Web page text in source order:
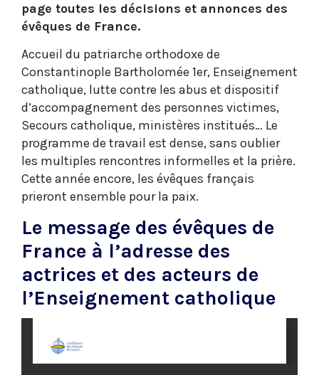
page toutes les décisions et annonces des
évêques de France.
Accueil du patriarche orthodoxe de
Constantinople Bartholomée 1er, Enseignement
catholique, lutte contre les abus et dispositif
d’accompagnement des personnes victimes,
Secours catholique, ministères institués… Le
programme de travail est dense, sans oublier
les multiples rencontres informelles et la prière.
Cette année encore, les évêques français
prieront ensemble pour la paix.
Le message des évêques de
France à l’adresse des
actrices et des acteurs de
l’Enseignement catholique